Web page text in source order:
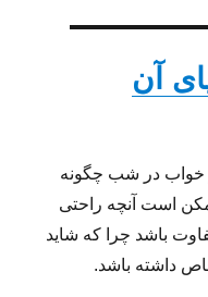
آن
خواب در شب چگونه
است آنچه راحتی
باشد چرا که شاید
داشته باشد.